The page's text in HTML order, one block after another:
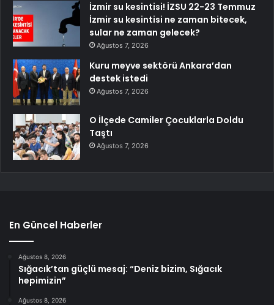
İzmir su kesintisi! İZSU 22-23 Temmuz
İzmir su kesintisi ne zaman bitecek,
sular ne zaman gelecek?
Ağustos 7, 2026
Kuru meyve sektörü Ankara’dan
destek istedi
Ağustos 7, 2026
O İlçede Camiler Çocuklarla Doldu
Taştı
Ağustos 7, 2026
En Güncel Haberler
Ağustos 8, 2026
Sığacık’tan güçlü mesaj: “Deniz bizim, Sığacık
hepimizin”
Ağustos 8, 2026